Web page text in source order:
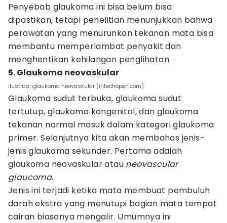
Penyebab glaukoma ini bisa belum bisa
dipastikan, tetapi penelitian menunjukkan bahwa
perawatan yang menurunkan tekanan mata bisa
membantu memperlambat penyakit dan
menghentikan kehilangan penglihatan.
5. Glaukoma neovaskular
ilustrasi glaukoma neovaskular (intechopen.com)
Glaukoma sudut terbuka, glaukoma sudut
tertutup, glaukoma kongenital, dan glaukoma
tekanan normal masuk dalam kategori glaukoma
primer. Selanjutnya kita akan membahas jenis-
jenis glaukoma sekunder. Pertama adalah
glaukoma neovaskular atau neovascular
glaucoma.
Jenis ini terjadi ketika mata membuat pembuluh
darah ekstra yang menutupi bagian mata tempat
cairan biasanya mengalir. Umumnya ini